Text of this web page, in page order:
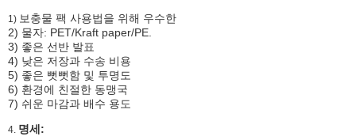
1) 보충물 팩 사용법을 위해 우수한
2) 물자: PET/Kraft paper/PE.
3) 좋은 선반 발표
4) 낮은 저장과 수송 비용
5) 좋은 뻣뻣함 및 투명도
6) 환경에 친절한 동맹국
7) 쉬운 마감과 배수 용도
4. 명세: